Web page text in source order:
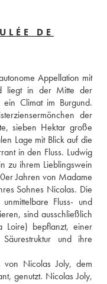
DE
Appellation mit
liegt in der Mitte der
Climat im Burgund.
der
sieben Hektar große
Lage mit Blick auf die
in den Fluss. Ludwig
zu ihrem Lieblingswein
Jahren von Madame
Sohnes Nicolas. Die
Fluss- und
sind ausschließlich
Loire) bepflanzt, einer
und ihre
von Nicolas Joly, dem
genutzt. Nicolas Joly,